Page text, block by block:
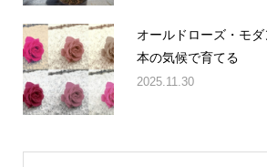
オールドローズ・モ
本の気候で育てる
2025.11.30